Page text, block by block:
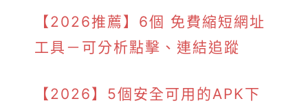
【2026推薦】6個 免費縮短網址
工具－可分析點擊、連結追蹤
【2026】5個安全可用的APK下